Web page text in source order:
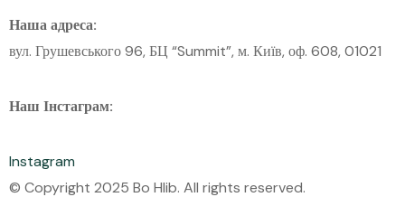
Наша адреса:
вул. Грушевського 96, БЦ “Summit”, м. Київ, оф. 608, 01021
Наш Інстаграм:
Instagram
© Copyright 2025 Bo Hlib. All rights reserved.